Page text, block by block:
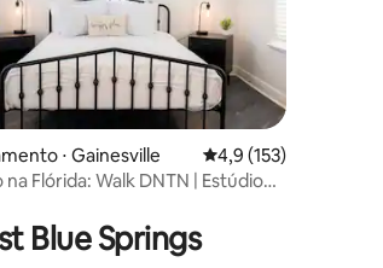
média de 5, 239 avaliações
⋅ Gainesville 4,9 de uma avaliação
4,9 (153)
Flórida: Walk DNTN | Estúdio
Blue Springs